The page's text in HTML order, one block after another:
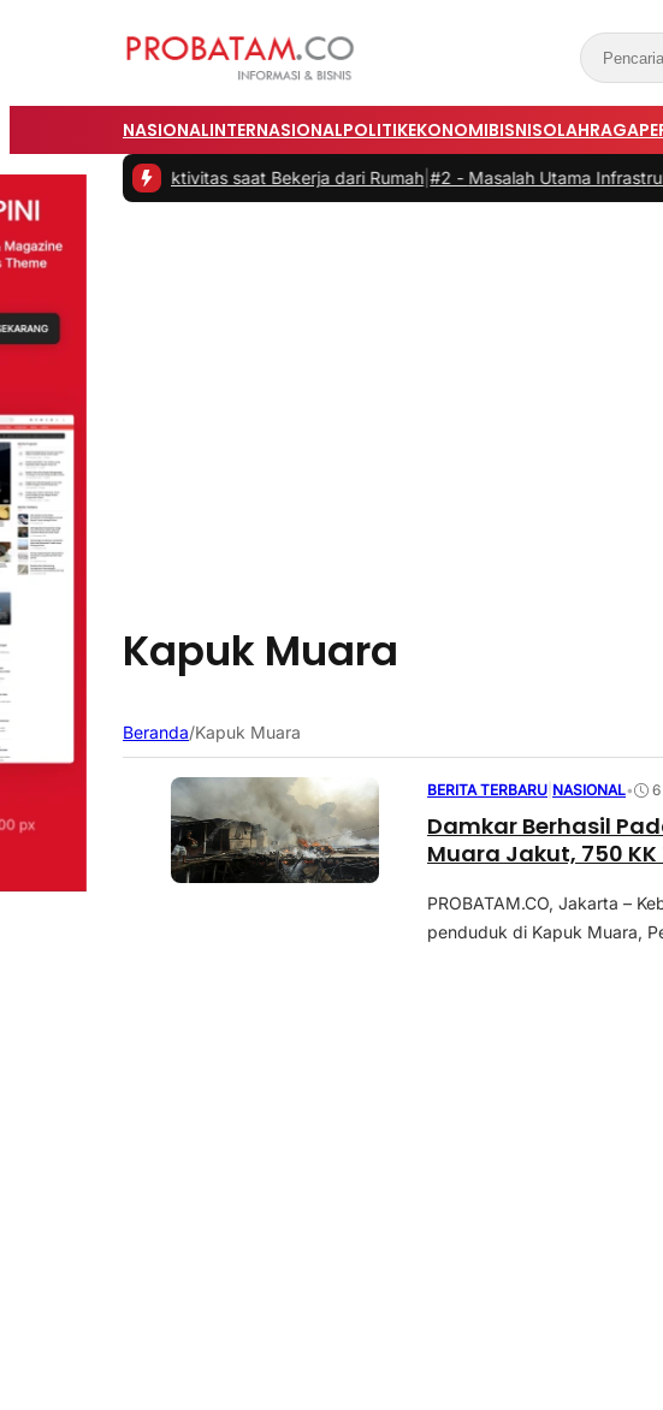
NASIONALINTERNASIONALPOLITIKEKONOMIBISNISOLAHRAGA
Produktivitas saat Bekerja dari Rumah|#2 -Masalah Utama Infrastruktur
Kapuk Muara
Beranda/Kapuk Muara
BERITA TERBARU NASIONAL•
Damkar Berhasil
Muara Jakut, 750
PROBATAM.CO, Jakarta –
penduduk di Kapuk Muara,